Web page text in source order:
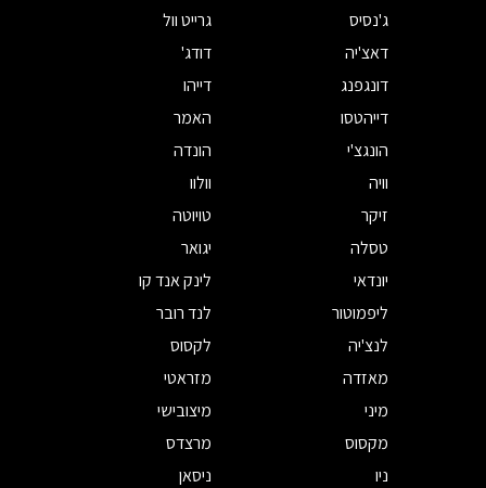
ג'נסיס
גרייט וול
דאצ'יה
דודג'
דונגפנג
דייהו
דייהטסו
האמר
הונגצ'י
הונדה
וויה
וולוו
זיקר
טויוטה
טסלה
יגואר
יונדאי
לינק אנד קו
ליפמוטור
לנד רובר
לנצ'יה
לקסוס
מאזדה
מזראטי
מיני
מיצובישי
מקסוס
מרצדס
ניו
ניסאן